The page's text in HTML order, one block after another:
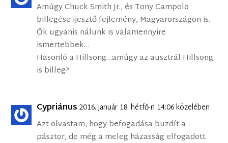
Amúgy Chuck Smith Jr., és Tony Campolo
billegése ijesztő fejlemény, Magyarországon is.
Ők ugyanis nálunk is valamennyire
ismertebbek…
Hasonló a Hillsong…amúgy az ausztrál Hillsong
is billeg?
Cypriánus 2016. január 18. hétfő-n 14:06 közelében
Azt olvastam, hogy befogadása buzdít a
pásztor, de még a meleg házasság elfogadott